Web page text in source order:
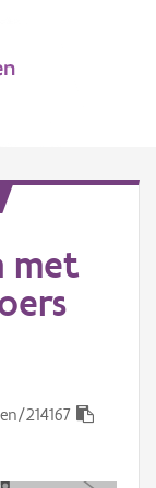
met
214167